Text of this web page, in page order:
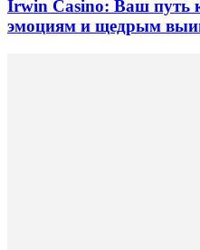
Irwin Casino: Ваш путь
эмоциям и щедрым